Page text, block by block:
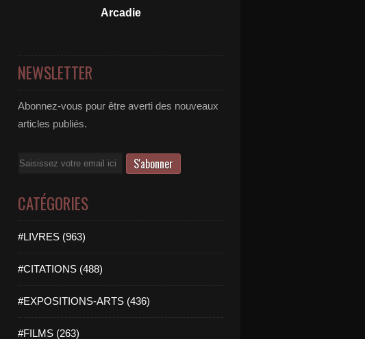
Arcadie
NEWSLETTER
Abonnez-vous pour être averti des nouveaux
articles publiés.
Email
CATÉGORIES
#LIVRES (963)
#CITATIONS (488)
#EXPOSITIONS-ARTS (436)
#FILMS (263)